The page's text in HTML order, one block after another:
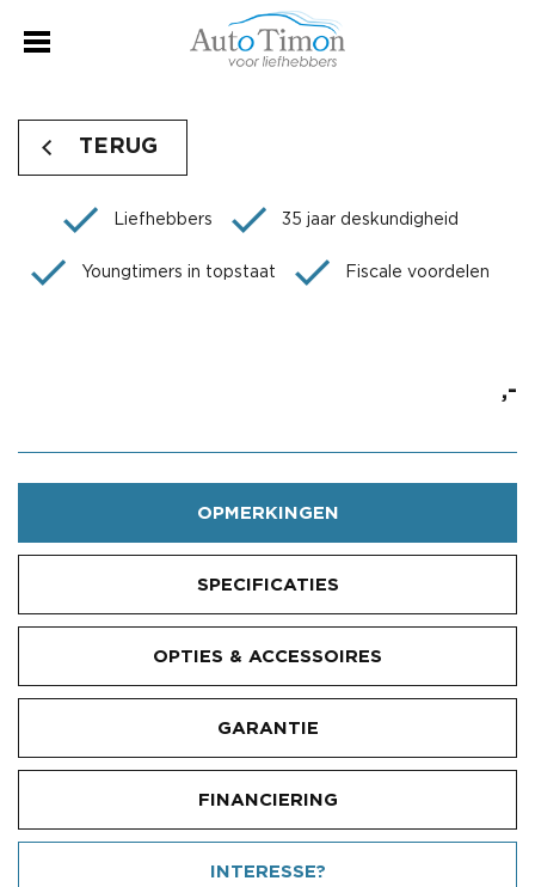
TERUG
Liefhebbers 35 jaar deskundigheid
Youngtimers in topstaat Fiscale voordelen
,-
OPMERKINGEN
SPECIFICATIES
OPTIES & ACCESSOIRES
GARANTIE
FINANCIERING
INTERESSE?